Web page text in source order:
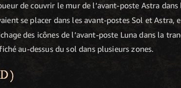
de couvrir le mur de l’avant-poste Astra
se placer dans les avant-postes Sol et Astra,
des icônes de l’avant-poste Luna dans la
au-dessus du sol dans plusieurs zones.